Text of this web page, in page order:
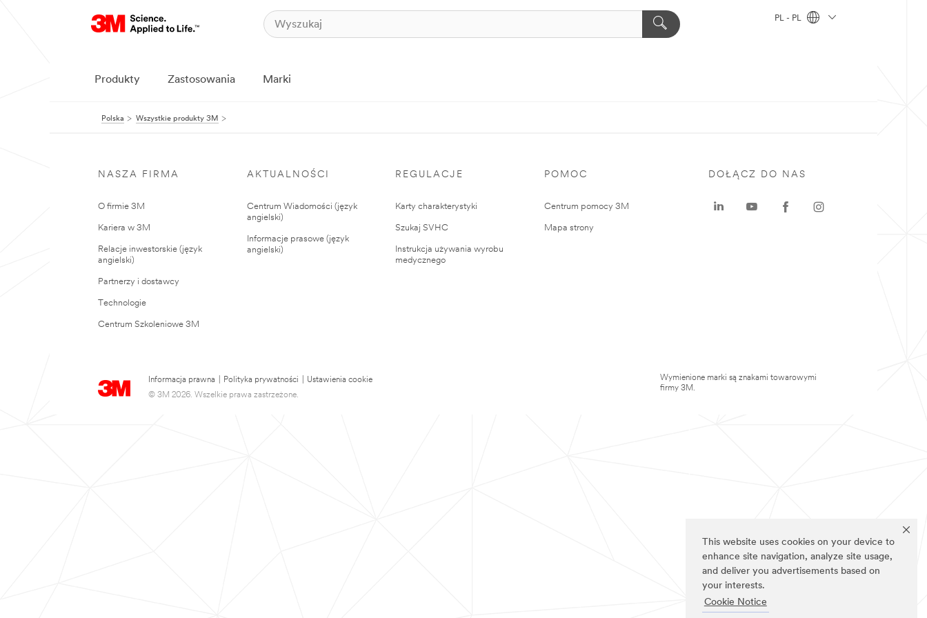
This website uses cookies on your device to
enhance site navigation, analyze site usage,
and deliver you advertisements based on
your interests.
Cookie Notice
PL - PL
Produkty Zastosowania Marki
Polska Wszystkie produkty 3M
NASZA FIRMA
O firmie 3M
Kariera w 3M
Relacje inwestorskie (język
angielski)
Partnerzy i dostawcy
Technologie
Centrum Szkoleniowe 3M
AKTUALNOŚCI
Centrum Wiadomości (język
angielski)
Informacje prasowe (język
angielski)
REGULACJE
Karty charakterystyki
Szukaj SVHC
Instrukcja używania wyrobu
medycznego
POMOC
Centrum pomocy 3M
Mapa strony
Informacja prawna Polityka prywatności
Ustawienia cookie
© 3M 2026. Wszelkie prawa zastrzeżone.
DOŁĄCZ DO NAS
Wymienione marki są znakami towarowymi
firmy 3M.